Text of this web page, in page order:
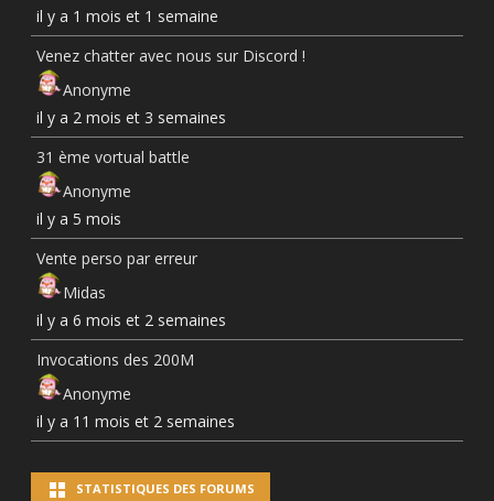
il y a 1 mois et 1 semaine
Venez chatter avec nous sur Discord !
Anonyme
il y a 2 mois et 3 semaines
31 ème vortual battle
Anonyme
il y a 5 mois
Vente perso par erreur
Midas
il y a 6 mois et 2 semaines
Invocations des 200M
Anonyme
il y a 11 mois et 2 semaines
STATISTIQUES DES FORUMS